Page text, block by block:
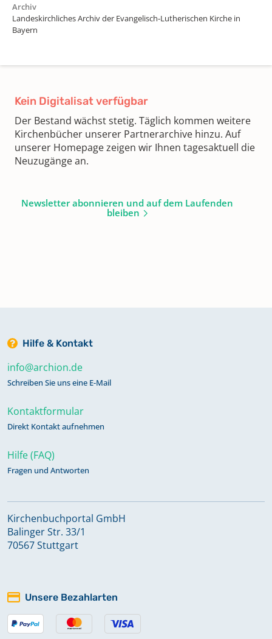
Archiv
Landeskirchliches Archiv der Evangelisch-Lutherischen Kirche in
Bayern
Kein Digitalisat verfügbar
Der Bestand wächst stetig. Täglich kommen weitere
Kirchenbücher unserer Partnerarchive hinzu. Auf
unserer Homepage zeigen wir Ihnen tagesaktuell die
Neuzugänge an.
Newsletter abonnieren und auf dem Laufenden
bleiben
Hilfe & Kontakt
info@archion.de
Schreiben Sie uns eine E-Mail
Kontaktformular
Direkt Kontakt aufnehmen
Hilfe (FAQ)
Fragen und Antworten
Kirchenbuchportal GmbH
Balinger Str. 33/1
70567 Stuttgart
Unsere Bezahlarten